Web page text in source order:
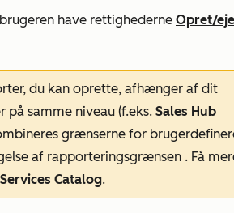
have rettighederne Opret/
du kan oprette, afhænger af dit
på samme niveau (f.eks. Sales Hub
grænserne for
af rapporteringsgrænsen . Få
Catalog.